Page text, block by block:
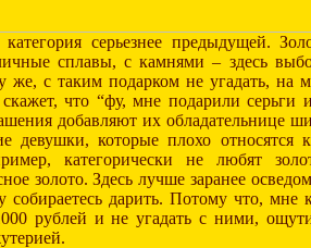
категория серьезнее предыдущей.
сплавы, с камнями – здесь
же, с таким подарком не угадать, на
что “фу, мне подарили серьги
добавляют их обладательнице
девушки, которые плохо относятся
категорически не любят
золото. Здесь лучше заранее
собираетесь дарить. Потому что, мне
рублей и не угадать с ними,